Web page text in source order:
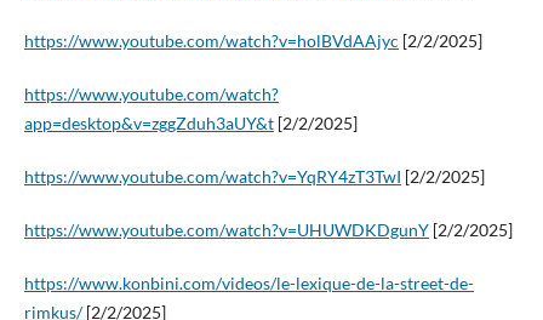
https://www.youtube.com/watch?v=holBVdAAjyc [2/2/2025]
https://www.youtube.com/watch?
app=desktop&v=zggZduh3aUY&t[2/2/2025]
https://www.youtube.com/watch?v=YqRY4zT3TwI [2/2/2025]
https://www.youtube.com/watch?v=UHUWDKDgunY[2/2/2025]
https://www.konbini.com/videos/le-lexique-de-la-street-de-
rimkus/[2/2/2025]